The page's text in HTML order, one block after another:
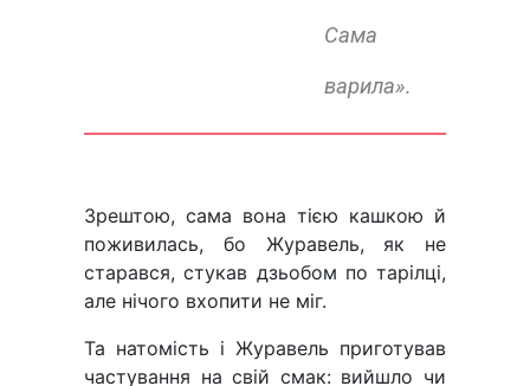
Сама
варила».
Зрештою, сама вона тією кашкою й
поживилась, бо Журавель, як не
старався, стукав дзьобом по тарілці,
але нічого вхопити не міг.
Та натомість і Журавель приготував
частування на свій смак: вийшло чи